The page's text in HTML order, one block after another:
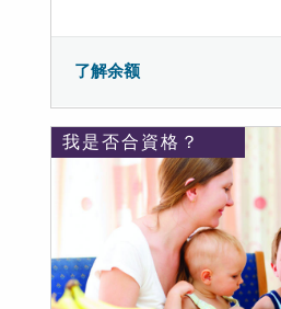
了解余额
我是否合資格？